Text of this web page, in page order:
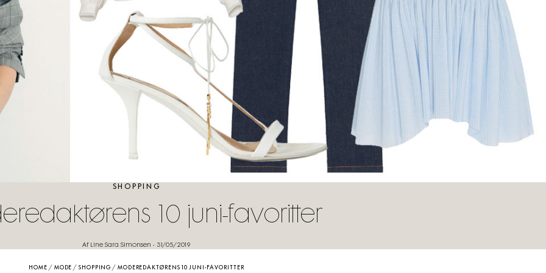
SHOPPING
10 juni-favoritter
Af Line Sara Simonsen - 31/05/2019
HOME / MODE /SHOPPING / MODEREDAKTØRENS 10 JUNI-FAVORITTER